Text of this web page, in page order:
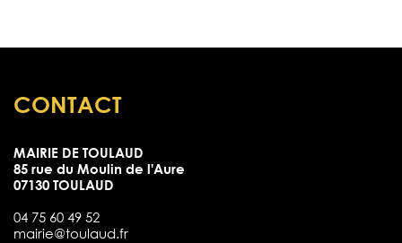
CONTACT
MAIRIE DE TOULAUD
85 rue du Moulin de l'Aure
07130 TOULAUD
04 75 60 49 52
mairie@toulaud.fr